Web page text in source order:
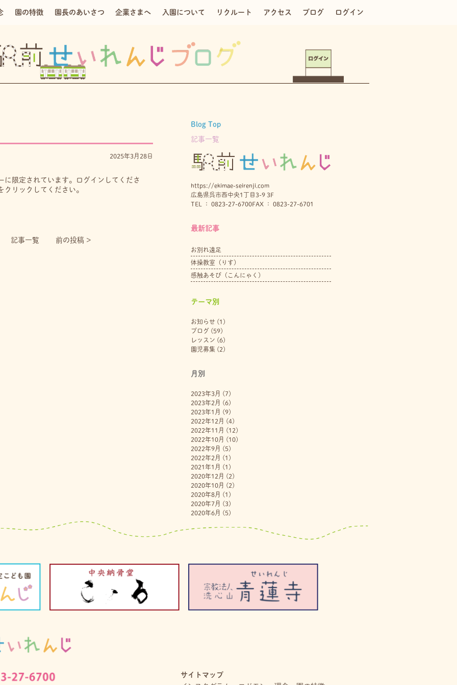
園の特徴 園長のあいさつ 企業さまへ 入園について リクルート アクセス ブログ ログイン
2025年3月28日
に限定されています。ログインしてくださ
クリックしてください。
記事一覧 前の投稿 >
Blog Top
記事一覧
https://ekimae-seirenji.com
広島県呉市西中央1丁目3-9 3F
TEL ： 0823-27-6700FAX ： 0823-27-6701
最新記事
お別れ遠足
体操教室（りす）
感触あそび（こんにゃく）
テーマ別
お知らせ(1)
ブログ(59)
レッスン (6)
園児募集 (2)
月別
2023年3月 (7)
2023年2月 (6)
2023年1月 (9)
2022年12月 (4)
2022年11月 (12)
2022年10月 (10)
2022年9月 (5)
2022年2月 (1)
2021年1月 (1)
2020年12月 (2)
2020年10月 (2)
2020年8月 (1)
2020年7月 (3)
2020年6月 (5)
サイトマップ